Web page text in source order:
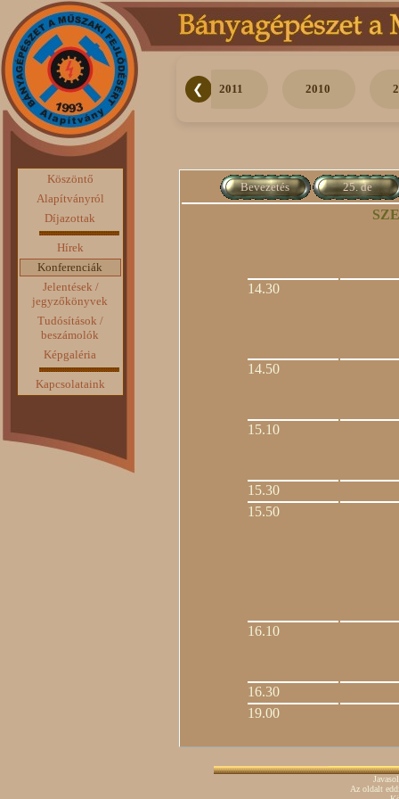
Köszöntő
Alapítványról
Díjazottak
Hírek
Konferenciák
Jelentések /
jegyzőkönyvek
Tudósítások /
beszámolók
Képgaléria
Kapcsolataink
❮
2013 2012 2011 2010
Bevezetés 25. de
14.30
14.50
15.10
15.30
15.50
16.10
16.30
19.00
Az oldalt